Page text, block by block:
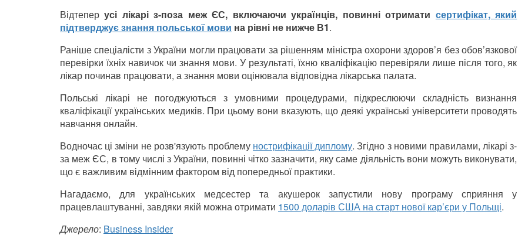
Відтеперусі лікарі з-поза меж ЄС, включаючи українців, повинні отримати сертифікат, який
підтверджує знання польської мови на рівні не нижче В1.
Раніше спеціалісти з України могли працювати за рішенням міністра охорони здоров’я без обов’язкової
перевірки їхніх навичок чи знання мови. У результаті, їхню кваліфікацію перевіряли лише після того, як
лікар починав працювати, а знання мови оцінювала відповідна лікарська палата.
Польські лікарі не погоджуються з умовними процедурами, підкреслюючи складність визнання
кваліфікації українських медиків. При цьому вони вказують, що деякі українські університети проводять
навчання онлайн.
Водночас ці зміни не розв'язують проблему нострифікації диплому. Згідно з новими правилами, лікарі з-
за меж ЄС, в тому числі з України, повинні чітко зазначити, яку саме діяльність вони можуть виконувати,
що є важливим відмінним фактором від попередньої практики.
Нагадаємо, для українських медсестер та акушерок запустили нову програму сприяння у
працевлаштуванні, завдяки якій можна отримати 1500 доларів США на старт нової кар’єри у Польщі.
Джерело: Business Insider